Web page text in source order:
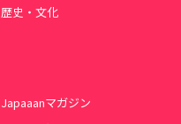
歴史・文化
Japaaanマガジン